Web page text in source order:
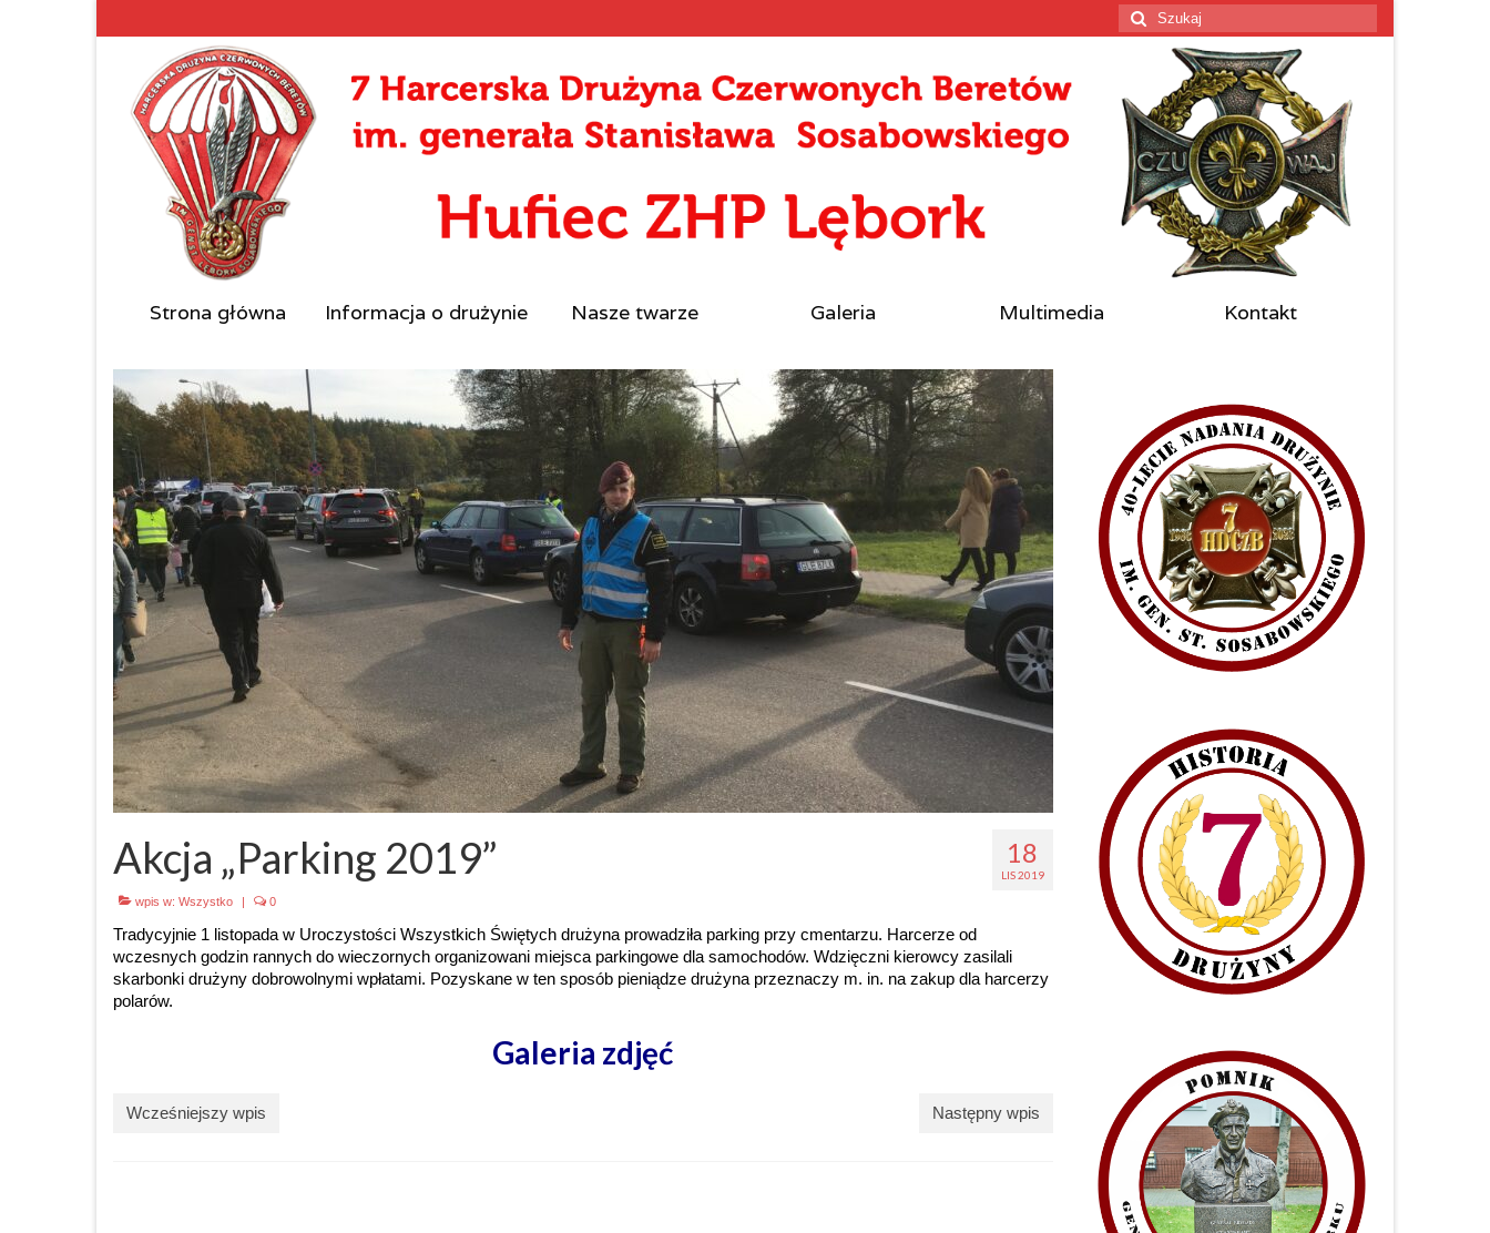
Szuklaj
w:
Strona główna Informacja o drużynie Nasze twarze Galeria Multimedia Kontakt
18
LIS 2019
Akcja „Parking 2019”
wpis w: Wszystko | 0
Tradycyjnie 1 listopada w Uroczystości Wszystkich Świętych drużyna prowadziła parking przy cmentarzu. Harcerze od
wczesnych godzin rannych do wieczornych organizowani miejsca parkingowe dla samochodów. Wdzięczni kierowcy zasilali
skarbonki drużyny dobrowolnymi wpłatami. Pozyskane w ten sposób pieniądze drużyna przeznaczy m. in. na zakup dla harcerzy
polarów.
Galeria zdjęć
Wcześniejszy wpis Następny wpis